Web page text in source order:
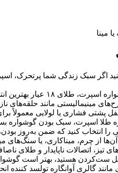
مینا
اگر سبک زندگی شما پرتحرک،
مینیمالیستی مانند حلقه‌های
پشتی فشاری یا لولایی معمولاً
طلا اسپرت، سبک بودن گوشواره
را انتخاب کنید که ضمن به‌روز
آن‌ها از چرم، میناکاری، یا
تیز، اتصالات ناپایدار و
هستید، بهتر است
مانند گالری آوانگاره تولسد